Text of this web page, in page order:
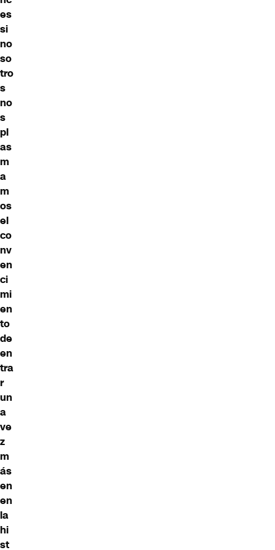
es
si
no
so
tro
s
no
s
pl
as
m
a
m
os
el
co
nv
en
ci
mi
en
to
de
en
tra
r
un
a
ve
z
m
ás
en
en
la
hi
st